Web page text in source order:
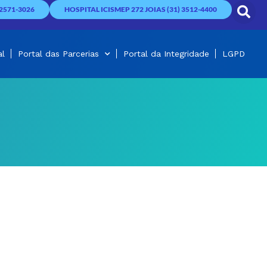
3026 HOSPITAL ICISMEP 272 JOIAS (31) 3512-4400
Portal das Parcerias Portal da Integridade LGPD